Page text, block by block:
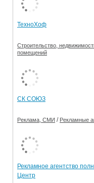
ТехноХоф
Строительство,
помещений
СК СОЮЗ
Реклама, СМИ / Рекламные
Рекламное агентство
Центр